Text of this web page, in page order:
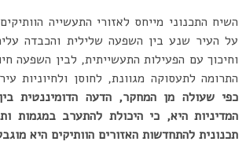
השיח התכנוני מייחס לאזורי התעשייה
על העיר שנע בין השפעה שלילית והכבדה
וחיכוך עם הפעילות התעשייתית, לבין השפעה
התרומה לתעסוקה מגוונת, לחוסן ולחיוניות
כפי שעולה מן המחקר, הדעה הדומיננטית
המדיניות היא, כי היכולת להתערב במגמות
תכנונית להתחדשות האזורים הוותיקים היא